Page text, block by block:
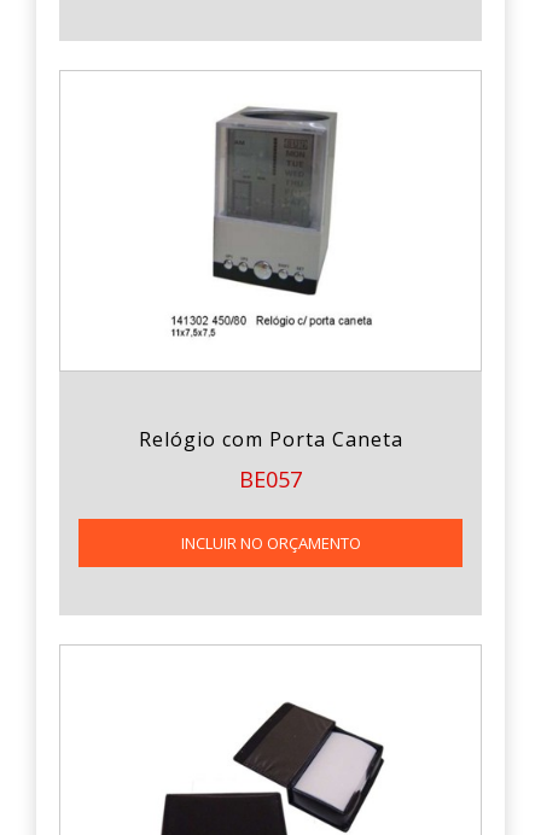
Relógio com Porta Caneta
BE057
INCLUIR NO ORÇAMENTO